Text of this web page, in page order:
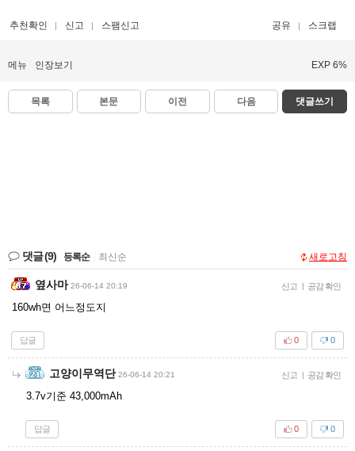
추천확인 신고 스팸신고 공유 스크랩
메뉴 인장보기 EXP 6%
목록 본문 이전 다음 댓글쓰기
댓글(9) 등록순 최신순 새로고침
옆사마 26-06-14 20:19 신고 | 공감 확인
160wh면 어느정도지
답글 0
0
고양이무역단 26-06-14 20:21 신고 | 공감 확인
3.7v기준 43,000mAh
답글 0
0